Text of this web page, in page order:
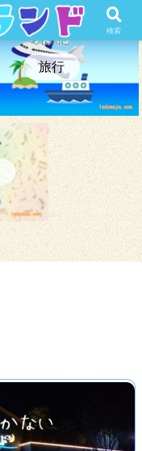
旅行
検索